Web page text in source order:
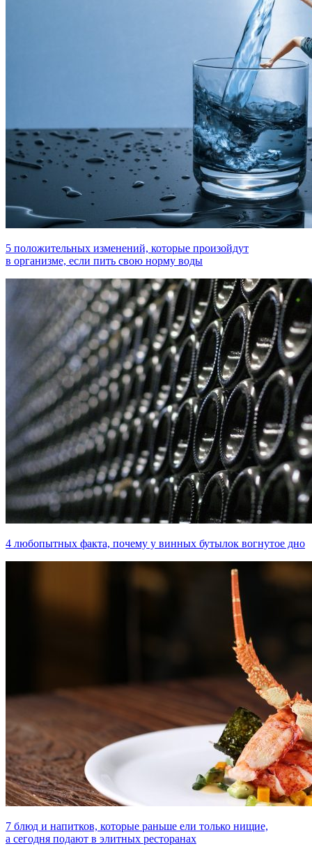
5 положительных изменений, которые произойдут
в организме, если пить свою норму воды
4 любопытных факта, почему у винных бутылок вогнутое дно
7 блюд и напитков, которые раньше ели только нищие,
а сегодня подают в элитных ресторанах